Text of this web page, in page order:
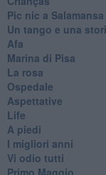
Pic nic a
Un tango e una
Afa
Marina di Pisa
La rosa
Ospedale
Aspettative
Life
A piedi
I migliori anni
Vi odio tutti
Primo Maggio